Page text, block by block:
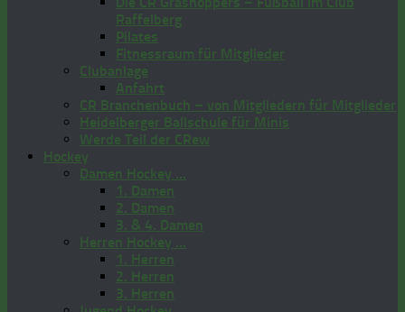
Raffelberg
Pilates
Fitnessraum für Mitglieder
Clubanlage
Anfahrt
CR Branchenbuch – von Mitgliedern für Mitglieder
Heidelberger Ballschule für Minis
Werde Teil der CRew
Hockey
Damen Hockey …
1. Damen
2. Damen
3. & 4. Damen
Herren Hockey …
1. Herren
2. Herren
3. Herren